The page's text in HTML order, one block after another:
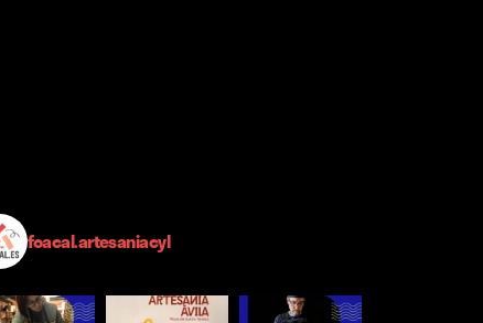
foacal.artesaniacyl